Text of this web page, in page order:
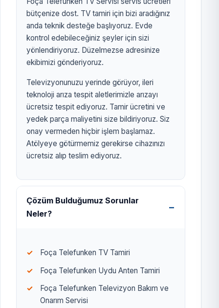
bütçenize dost. TV tamiri için bizi aradığınız
anda teknik desteğe başlıyoruz. Evde
kontrol edebileceğiniz şeyler için sizi
yönlendiriyoruz. Düzelmezse adresinize
ekibimizi gönderiyoruz.
Televizyonunuzu yerinde görüyor, ileri
teknoloji arıza tespit aletlerimizle arızayı
ücretsiz tespit ediyoruz. Tamir ücretini ve
yedek parça maliyetini size bildiriyoruz. Siz
onay vermeden hiçbir işlem başlamaz.
Atölyeye götürmemiz gerekirse cihazınızı
ücretsiz alıp teslim ediyoruz.
Çözüm Bulduğumuz Sorunlar
Neler?
Foça Telefunken TV Tamiri
Foça Telefunken Uydu Anten Tamiri
Foça Telefunken Televizyon Bakım ve
Onarım Servisi